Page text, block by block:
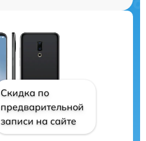
Скидка по
предварительной
записи на сайте